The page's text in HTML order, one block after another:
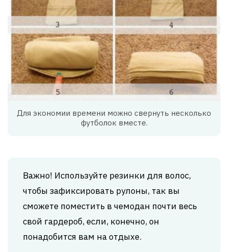
Для экономии времени можно свернуть несколько
футболок вместе.
Важно! Используйте резинки для волос,
чтобы зафиксировать рулоны, так вы
сможете поместить в чемодан почти весь
свой гардероб, если, конечно, он
понадобится вам на отдыхе.